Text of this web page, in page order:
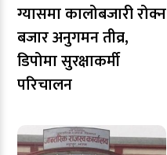
ग्यासमा कालोबजारी रोक्न
बजार अनुगमन तीव्र,
डिपोमा सुरक्षाकर्मी
परिचालन